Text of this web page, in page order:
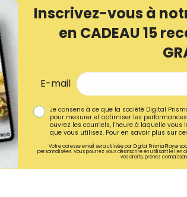
Inscrivez-vous à
en CADEAU 15
E-mail
Je consens à ce que la société Digital
pour mesurer et optimiser les
ouvrez les courriels, l'heure à laquelle
que vous utilisez. Pour en savoir plus sur
Votre adresse email sera utilisée par Digital Prisma
personnalisées. Vous pourrez vous désinscrire en utilisant le lien
vos droits, prenez